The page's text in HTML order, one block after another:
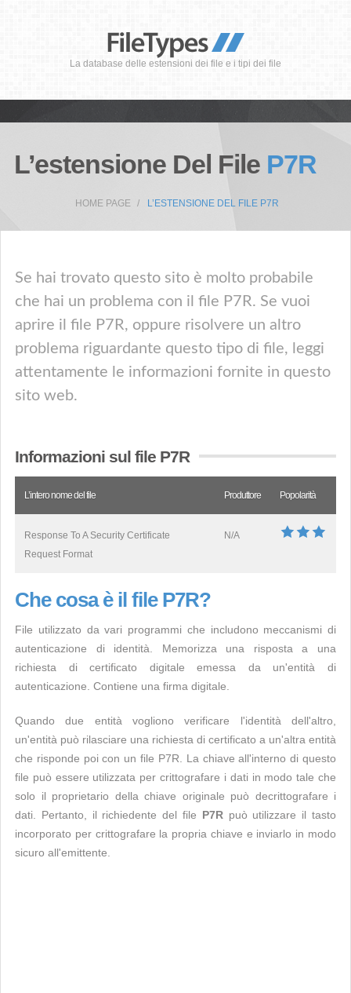
La database delle estensioni dei file e i tipi dei file
L’estensione Del File P7R
HOME PAGE L’ESTENSIONE DEL FILE P7R
Se hai trovato questo sito è molto probabile
che hai un problema con il file P7R. Se vuoi
aprire il file P7R, oppure risolvere un altro
problema riguardante questo tipo di file, leggi
attentamente le informazioni fornite in questo
sito web.
Informazioni sul file P7R
L’intero nome del file Produttore Popolarità
Response To A Security Certificate
Request Format
N/A
Che cosa è il file P7R?
File utilizzato da vari programmi che includono meccanismi di
autenticazione di identità. Memorizza una risposta a una
richiesta di certificato digitale emessa da un'entità di
autenticazione. Contiene una firma digitale.
Quando due entità vogliono verificare l'identità dell'altro,
un'entità può rilasciare una richiesta di certificato a un'altra entità
che risponde poi con un file P7R. La chiave all'interno di questo
file può essere utilizzata per crittografare i dati in modo tale che
solo il proprietario della chiave originale può decrittografare i
dati. Pertanto, il richiedente del file P7Rpuò utilizzare il tasto
incorporato per crittografare la propria chiave e inviarlo in modo
sicuro all'emittente.